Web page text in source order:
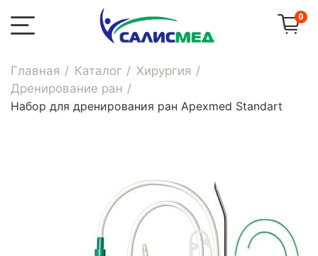
0
Главная Каталог
Хирургия
Дренирование ран
Набор для дренирования ран Apexmed Standart